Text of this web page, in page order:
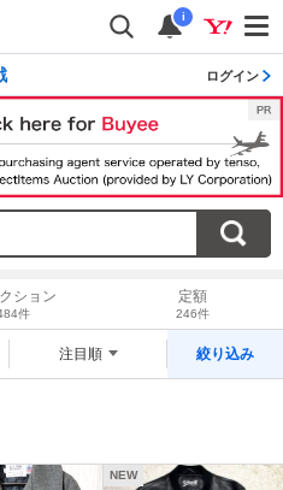
i
ログイン
ション
件
定額
246件
注目順 絞り込み
NEW